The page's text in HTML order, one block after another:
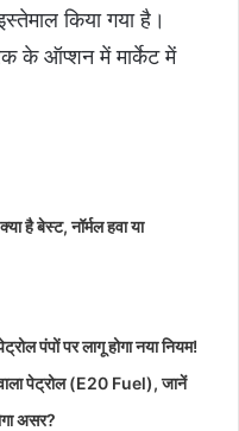
किया गया है।
के ऑप्शन में मार्केट में
है बेस्ट, नॉर्मल हवा या
पंपों पर लागू होगा नया नियम!
पेट्रोल (E20 Fuel), जानें
असर?